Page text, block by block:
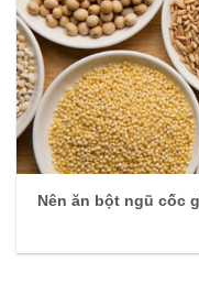
Nên ăn bột ngũ cốc